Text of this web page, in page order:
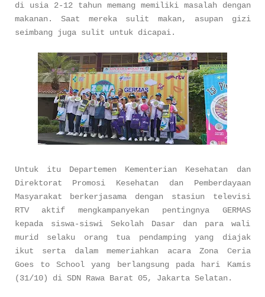
di usia 2-12 tahun memang memiliki masalah dengan
makanan. Saat mereka sulit makan, asupan gizi
seimbang juga sulit untuk dicapai.
Untuk itu Departemen Kementerian Kesehatan dan
Direktorat Promosi Kesehatan dan Pemberdayaan
Masyarakat berkerjasama dengan stasiun televisi
RTV aktif mengkampanyekan pentingnya GERMAS
kepada siswa-siswi Sekolah Dasar dan para wali
murid selaku orang tua pendamping yang diajak
ikut serta dalam memeriahkan acara Zona Ceria
Goes to School yang berlangsung pada hari Kamis
(31/10) di SDN Rawa Barat 05, Jakarta Selatan.